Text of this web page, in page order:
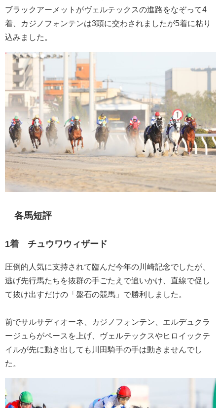
ブラックアーメットがヴェルテックスの進路をなぞって4
着、カジノフォンテンは3頭に交わされましたが5着に粘り
込みました。
各馬短評
1着 チュウワウィザード
圧倒的人気に支持されて臨んだ今年の川崎記念でしたが、
逃げ先行馬たちを抜群の手ごたえで追いかけ、直線で促し
て抜け出すだけの「盤石の競馬」で勝利しました。
前でサルサディオーネ、カジノフォンテン、エルデュクラ
ージュらがペースを上げ、ヴェルテックスやヒロイックテ
イルが先に動き出しても川田騎手の手は動きませんでし
た。